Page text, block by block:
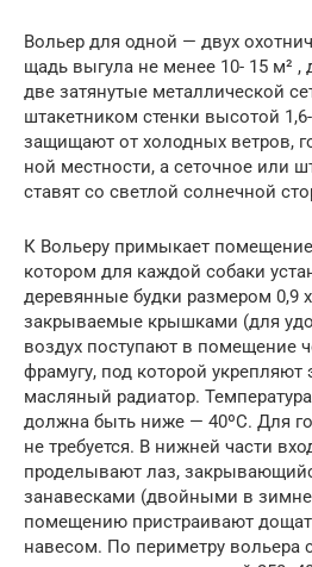
Вольер для одной — двух
щадь выгула не менее 10- 15 м² ,
две затянутые металлической
штакетником стенки высотой
защищают от холодных ветров,
ной местности, а сеточное или
ставят со светлой солнечной
К Вольеру примыкает
котором для каждой собаки
деревянные будки размером 0,9
закрываемые крышка­ми (для
воздух поступают в по­мещение
фрамугу, под которой ук­репляют
масляный радиатор.
должна быть ниже — 40ºС. Для
не требуется. В нижней части
проделывают лаз,
занавесками (двойными в
по­мещению пристраивают
наве­сом. По периметру вольера